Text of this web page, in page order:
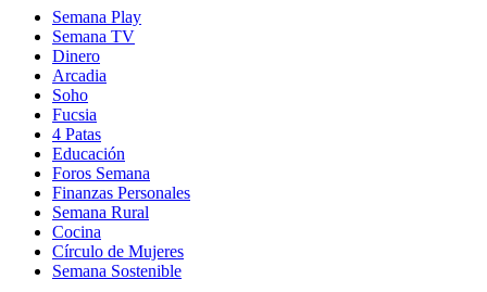
Semana Play
Semana TV
Dinero
Arcadia
Soho
in
new
window
Fucsia
in
new
window
4 Patas
Educación
Foros Semana
Finanzas Personales
Semana Rural
Cocina
Círculo de Mujeres
Semana Sostenible